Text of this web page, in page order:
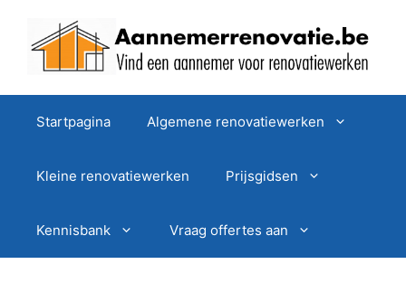
Startpagina Algemene renovatiewerken
Kleine renovatiewerken Prijsgidsen
Kennisbank Vraag offertes aan